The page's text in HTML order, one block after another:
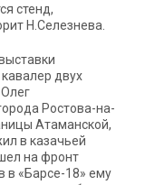
стенд,
Н.Селезнева.
двух
Ростова-на-
Атаманской,
в казачьей
на фронт
в «Барсе-18» ему